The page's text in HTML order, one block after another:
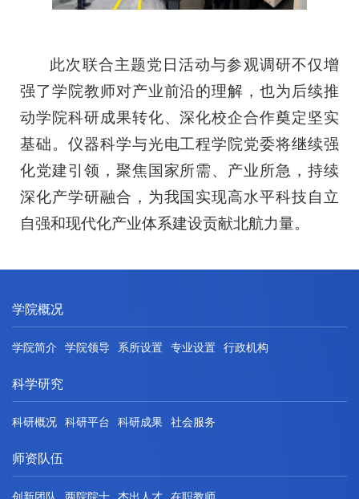
此次联合主题党日活动与参观调研不仅增
强了学院教师对产业前沿的理解，也为后续推
动学院科研成果转化、深化校企合作奠定坚实
基础。 仪器科学与光电工程学院党委将继续强
化党建引领，聚焦国家所需、产业所急，持续
深化产学研融合，为我国实现高水平科技自立
自强和现代化产业体系建设贡献北航力量。
学院概况
学院简介 学院领导 系所设置 专业设置 行政机构
科学研究
科研概况 科研平台 科研成果 社会服务
师资队伍